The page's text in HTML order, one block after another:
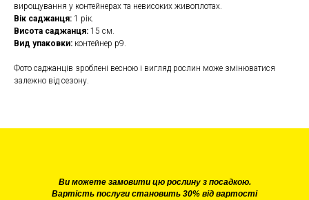
вирощування у контейнерах та невисоких живоплотах.
Вік саджанця: 1 рік.
Висота саджанця: 15 см.
Вид упаковки: контейнер р9.
Фото саджанців зроблені весною і вигляд рослин може змінюватися
залежно від сезону.
Ви можете замовити цю рослину з посадкою.
Вартість послуги становить 30% від вартості